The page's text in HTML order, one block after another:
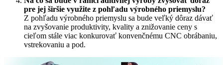
pre jej širšie využite z pohľadu výrobného priemyslu?
Z pohľadu výrobného priemyslu sa bude veľký dôraz dávať
na zvyšovanie produktivity, kvality a znižovanie ceny s
cieľom stále viac konkurovať konvenčnému CNC obrábaniu,
vstrekovaniu a pod.